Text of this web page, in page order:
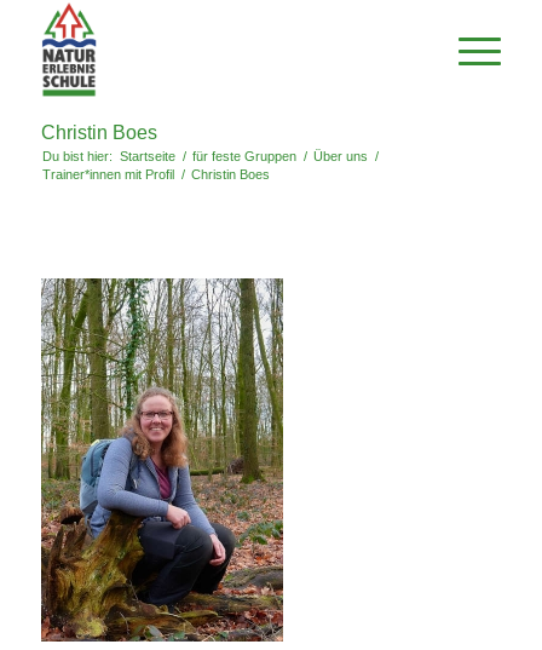
Christin Boes
Du bist hier: Startseite / für feste Gruppen / Über uns /
Trainer*innen mit Profil / Christin Boes